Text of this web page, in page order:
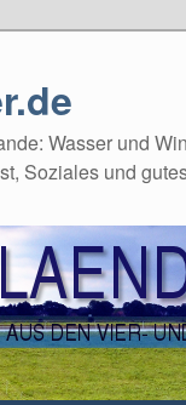
Wasser und
Soziales und